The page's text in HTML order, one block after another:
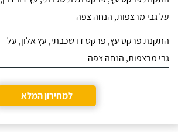
על גבי מרצפות, הנחה צפה
התקנת פרקט עץ, פרקט דו שכבתי, עץ אלון, על
גבי מרצפות, הנחה צפה
למחירון המלא